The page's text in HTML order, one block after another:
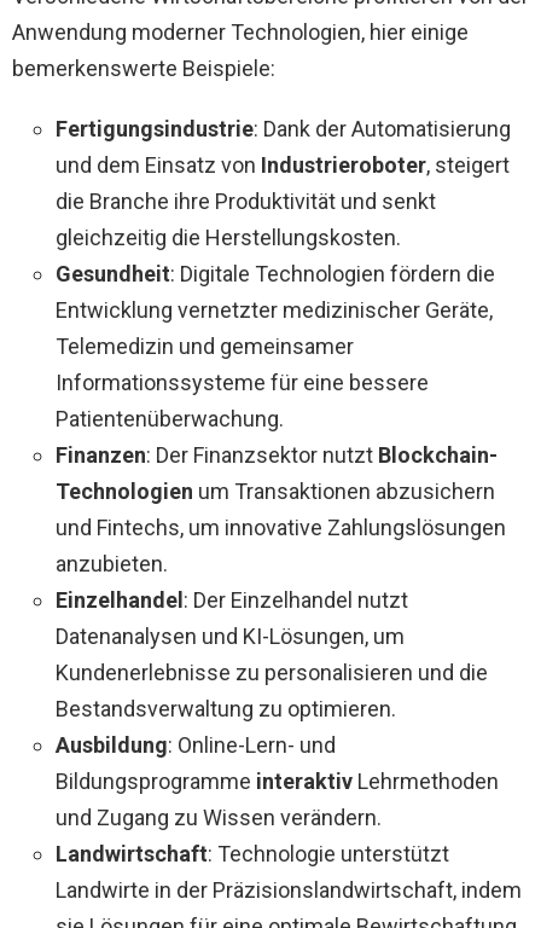
Anwendung moderner Technologien, hier einige
bemerkenswerte Beispiele:
Fertigungsindustrie: Dank der Automatisierung
und dem Einsatz von Industrieroboter, steigert
die Branche ihre Produktivität und senkt
gleichzeitig die Herstellungskosten.
Gesundheit: Digitale Technologien fördern die
Entwicklung vernetzter medizinischer Geräte,
Telemedizin und gemeinsamer
Informationssysteme für eine bessere
Patientenüberwachung.
Finanzen: Der Finanzsektor nutzt Blockchain-
Technologien um Transaktionen abzusichern
und Fintechs, um innovative Zahlungslösungen
anzubieten.
Einzelhandel: Der Einzelhandel nutzt
Datenanalysen und KI-Lösungen, um
Kundenerlebnisse zu personalisieren und die
Bestandsverwaltung zu optimieren.
Ausbildung: Online-Lern- und
Bildungsprogramme interaktiv Lehrmethoden
und Zugang zu Wissen verändern.
Landwirtschaft: Technologie unterstützt
Landwirte in der Präzisionslandwirtschaft, indem